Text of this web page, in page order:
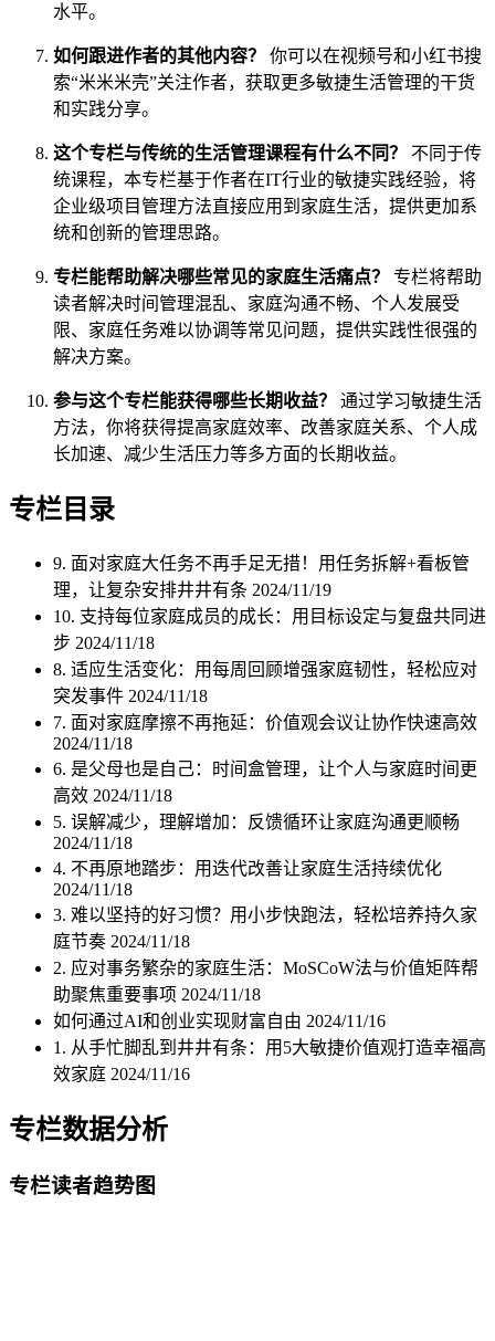
水平。
如何跟进作者的其他内容？
你可以在视频号和小红书搜
索“米米米壳”关注作者，获取更多敏捷生活管理的干货
和实践分享。
这个专栏与传统的生活管理课程有什么不同？
不同于传
统课程，本专栏基于作者在IT行业的敏捷实践经验，将
企业级项目管理方法直接应用到家庭生活，提供更加系
统和创新的管理思路。
专栏能帮助解决哪些常见的家庭生活痛点？
专栏将帮助
读者解决时间管理混乱、家庭沟通不畅、个人发展受
限、家庭任务难以协调等常见问题，提供实践性很强的
解决方案。
参与这个专栏能获得哪些长期收益？
通过学习敏捷生活
方法，你将获得提高家庭效率、改善家庭关系、个人成
长加速、减少生活压力等多方面的长期收益。
专栏目录
9. 面对家庭大任务不再手足无措！用任务拆解+看板管
理，让复杂安排井井有条 2024/11/19
10. 支持每位家庭成员的成长：用目标设定与复盘共同进
步 2024/11/18
8. 适应生活变化：用每周回顾增强家庭韧性，轻松应对
突发事件 2024/11/18
7. 面对家庭摩擦不再拖延：价值观会议让协作快速高效
2024/11/18
6. 是父母也是自己：时间盒管理，让个人与家庭时间更
高效 2024/11/18
5. 误解减少，理解增加：反馈循环让家庭沟通更顺畅
2024/11/18
4. 不再原地踏步：用迭代改善让家庭生活持续优化
2024/11/18
3. 难以坚持的好习惯？用小步快跑法，轻松培养持久家
庭节奏 2024/11/18
2. 应对事务繁杂的家庭生活：MoSCoW法与价值矩阵帮
助聚焦重要事项 2024/11/18
如何通过AI和创业实现财富自由 2024/11/16
1. 从手忙脚乱到井井有条：用5大敏捷价值观打造幸福高
效家庭 2024/11/16
专栏数据分析
专栏读者趋势图